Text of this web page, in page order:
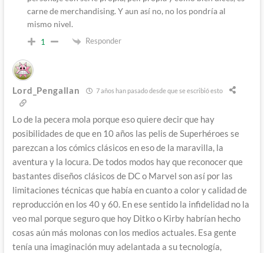
carne de merchandising. Y aun así no, no los pondría al
mismo nivel.
1 Responder
Lord_Pengallan 7 años han pasado desde que se escribió esto
Lo de la pecera mola porque eso quiere decir que hay
posibilidades de que en 10 años las pelis de Superhéroes se
parezcan a los cómics clásicos en eso de la maravilla, la
aventura y la locura. De todos modos hay que reconocer que
bastantes diseños clásicos de DC o Marvel son así por las
limitaciones técnicas que había en cuanto a color y calidad de
reproducción en los 40 y 60. En ese sentido la infidelidad no la
veo mal porque seguro que hoy Ditko o Kirby habrían hecho
cosas aún más molonas con los medios actuales. Esa gente
tenía una imaginación muy adelantada a su tecnología,